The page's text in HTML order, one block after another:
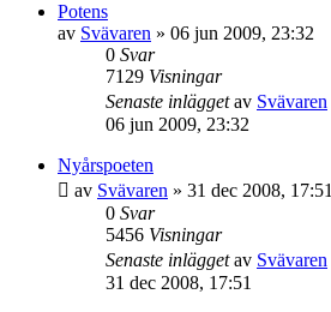
Potens
av Svävaren » 06 jun 2009, 23:32
0 Svar
7129 Visningar
Senaste inläggetav Svävaren
06 jun 2009, 23:32
Nyårspoeten
av Svävaren » 31 dec 2008, 17:51
0 Svar
5456 Visningar
Senaste inläggetav Svävaren
31 dec 2008, 17:51